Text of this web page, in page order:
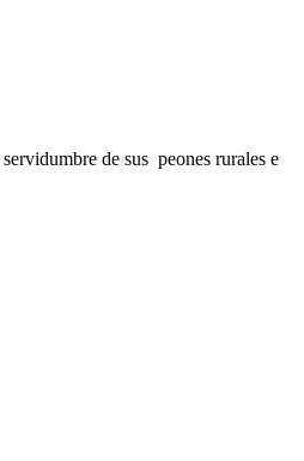
de sus peones rurales e